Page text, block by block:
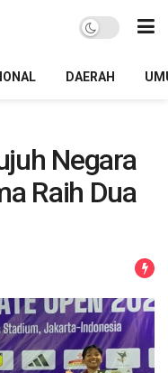
DAERAH
Negara
Raih Dua